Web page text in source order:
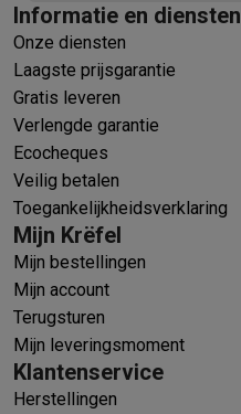
Informatie en diensten
Onze diensten
Laagste prijsgarantie
Gratis leveren
Verlengde garantie
Ecocheques
Veilig betalen
Toegankelijkheidsverklaring
Mijn Krëfel
Mijn bestellingen
Mijn account
Terugsturen
Mijn leveringsmoment
Klantenservice
Herstellingen